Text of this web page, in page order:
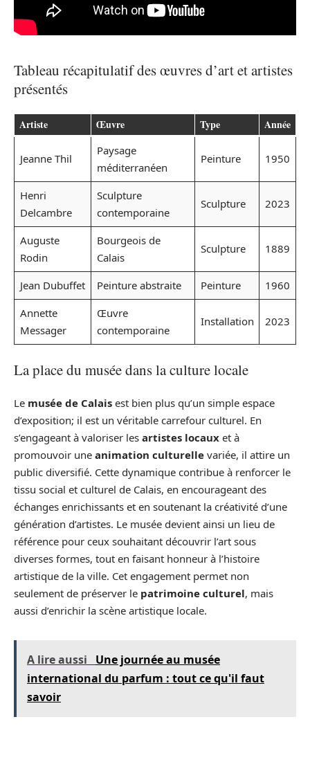
Tableau récapitulatif des œuvres d’art et artistes
présentés
Artiste Œuvre Type Année
Jeanne Thil
Paysage
méditerranéen
Peinture 1950
Henri
Delcambre
Sculpture
contemporaine
Sculpture 2023
Auguste
Rodin
Bourgeois de
Calais
Sculpture 1889
Jean Dubuffet Peinture abstraite Peinture
1960
Annette
Messager
Œuvre
contemporaine
Installation 2023
La place du musée dans la culture locale
Le musée de Calais est bien plus qu’un simple espace
d’exposition; il est un véritable carrefour culturel. En
s’engageant à valoriser les artistes locaux et à
promouvoir une animation culturelle variée, il attire un
public diversifié. Cette dynamique contribue à renforcer le
tissu social et culturel de Calais, en encourageant des
échanges enrichissants et en soutenant la créativité d’une
génération d’artistes. Le musée devient ainsi un lieu de
référence pour ceux souhaitant découvrir l’art sous
diverses formes, tout en faisant honneur à l’histoire
artistique de la ville. Cet engagement permet non
seulement de préserver le patrimoine culturel, mais
aussi d’enrichir la scène artistique locale.
A lire aussi
Une journée au musée
international du parfum : tout ce qu'il faut
savoir